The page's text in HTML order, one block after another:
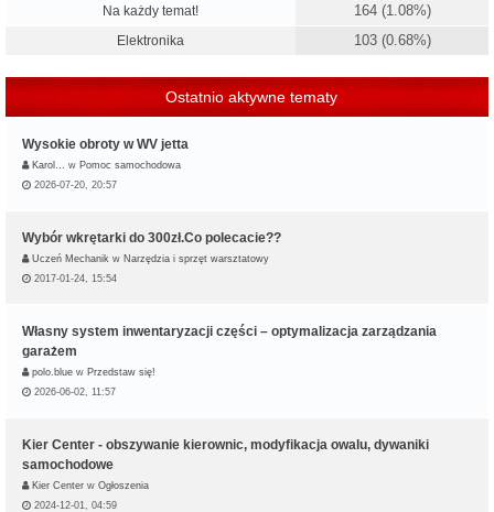
Na każdy temat! 164 (1.08%)
Elektronika 103 (0.68%)
Ostatnio aktywne tematy
Wysokie obroty w WV jetta
Karol… w Pomoc samochodowa
2026-07-20, 20:57
Wybór wkrętarki do 300zł.Co polecacie??
Uczeń Mechanik w Narzędzia i sprzęt warsztatowy
2017-01-24, 15:54
Własny system inwentaryzacji części – optymalizacja zarządzania
garażem
polo.blue w Przedstaw się!
2026-06-02, 11:57
Kier Center - obszywanie kierownic, modyfikacja owalu, dywaniki
samochodowe
Kier Center w Ogłoszenia
2024-12-01, 04:59